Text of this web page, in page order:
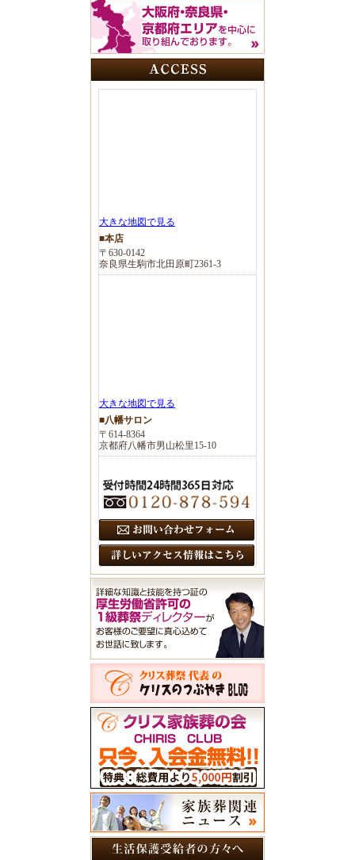
大きな地図で見る
■本店
〒630-0142
奈良県生駒市北田原町2361-3
大きな地図で見る
■八幡サロン
〒614-8364
京都府八幡市男山松里15-10